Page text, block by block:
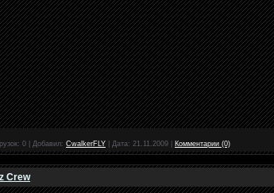
0 Добавил: CwalkerFLY Дата: 21.11.2009 Комментарии (0)
Crew